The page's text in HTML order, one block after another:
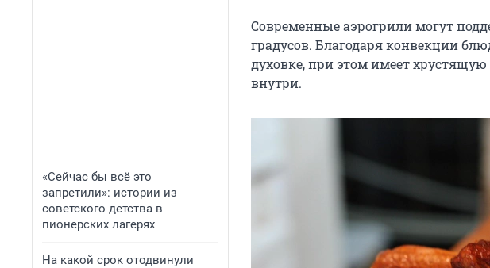
«Сейчас бы всё это
запретили»: истории из
советского детства в
пионерских лагерях
На какой срок отодвинули
Современные аэрогрили могут
градусов. Благодаря конвекции
духовке, при этом имеет
внутри.